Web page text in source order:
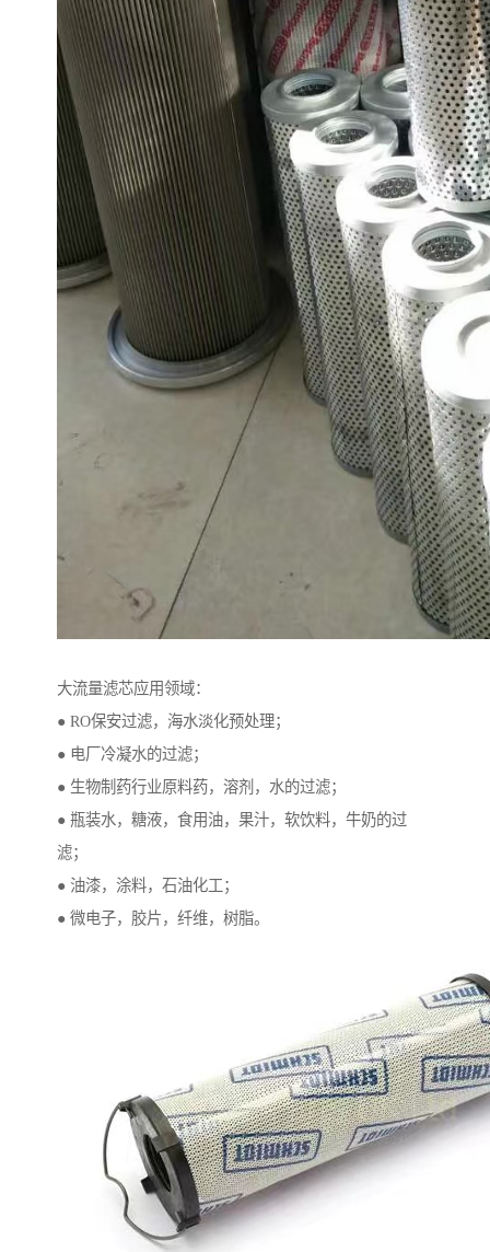
大流量滤芯应用领域：
● RO保安过滤，海水淡化预处理；
● 电厂冷凝水的过滤；
● 生物制药行业原料药，溶剂，水的过滤；
● 瓶装水，糖液，食用油，果汁，软饮料，牛奶的过
滤；
● 油漆，涂料，石油化工；
● 微电子，胶片，纤维，树脂。